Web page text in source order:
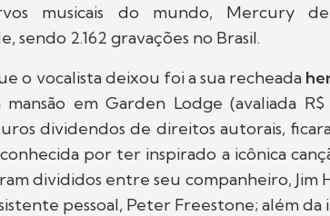
musicais do mundo, Mercury
sendo 2.162 gravações no Brasil.
o vocalista deixou foi a sua recheada
mansão em Garden Lodge (avaliada
dividendos de direitos autorais,
por ter inspirado a icônica
divididos entre seu companheiro, Jim
pessoal, Peter Freestone; além da